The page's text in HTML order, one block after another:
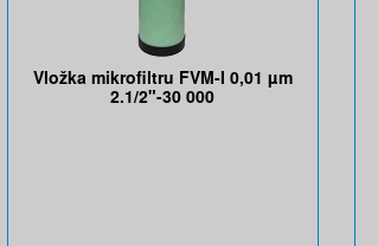
Vložka mikrofiltru FVM-I 0,01 µm
2.1/2"-30 000